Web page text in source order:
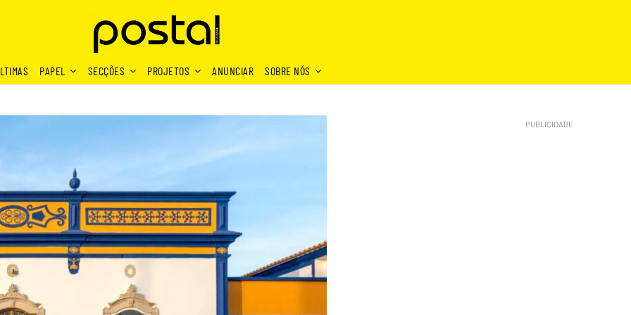
PAPEL SECÇÕES PROJETOS ANUNCIAR SOBRE NÓS